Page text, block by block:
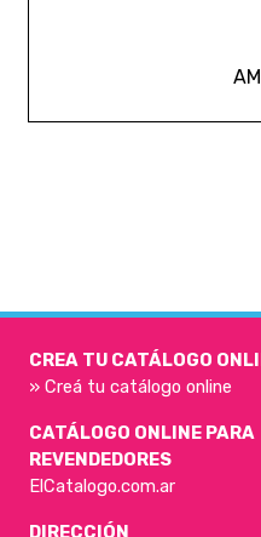
CREA TU CATÁLOGO
» Creá tu catálogo online
CATÁLOGO ONLINE PARA
REVENDEDORES
ElCatalogo.com.ar
DIRECCIÓN